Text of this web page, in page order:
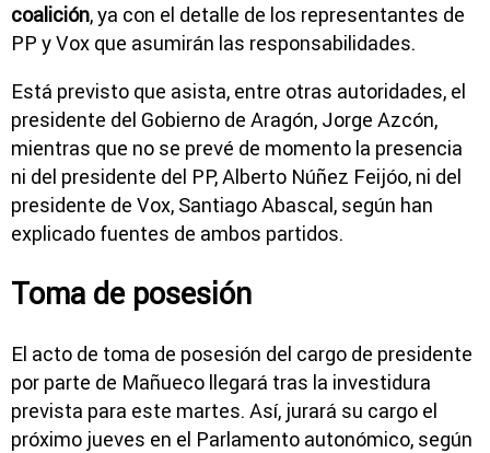
coalición, ya con el detalle de los representantes de
PP y Vox que asumirán las responsabilidades.
Está previsto que asista, entre otras autoridades, el
presidente del Gobierno de Aragón, Jorge Azcón,
mientras que no se prevé de momento la presencia
ni del presidente del PP, Alberto Núñez Feijóo, ni del
presidente de Vox, Santiago Abascal, según han
explicado fuentes de ambos partidos.
Toma de posesión
El acto de toma de posesión del cargo de presidente
por parte de Mañueco llegará tras la investidura
prevista para este martes. Así, jurará su cargo el
próximo jueves en el Parlamento autonómico, según